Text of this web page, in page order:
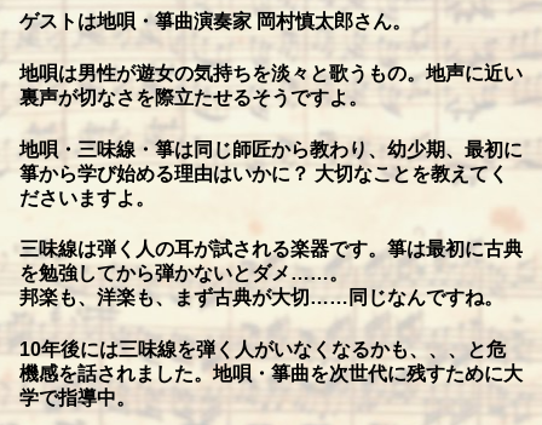
ゲストは地唄・箏曲演奏家 岡村慎太郎さん。
地唄は男性が遊女の気持ちを淡々と歌うもの。地声に近い
裏声が切なさを際立たせるそうですよ。
地唄・三味線・箏は同じ師匠から教わり、幼少期、最初に
箏から学び始める理由はいかに？ 大切なことを教えてく
ださいますよ。
三味線は弾く人の耳が試される楽器です。箏は最初に古典
を勉強してから弾かないとダメ……。
邦楽も、洋楽も、まず古典が大切……同じなんですね。
10年後には三味線を弾く人がいなくなるかも、、、と危
機感を話されました。地唄・箏曲を次世代に残すために大
学で指導中。